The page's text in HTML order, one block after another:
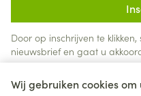
Wij gebruiken cookies
Door op inschrijven te
nieuwsbrief en gaat u